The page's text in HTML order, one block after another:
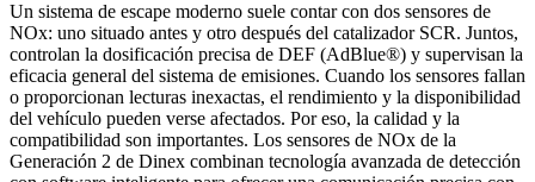
Un sistema de escape moderno suele contar con dos sensores de
NOx: uno situado antes y otro después del catalizador SCR. Juntos,
controlan la dosificación precisa de DEF (AdBlue®) y supervisan la
eficacia general del sistema de emisiones. Cuando los sensores fallan
o proporcionan lecturas inexactas, el rendimiento y la disponibilidad
del vehículo pueden verse afectados. Por eso, la calidad y la
compatibilidad son importantes. Los sensores de NOx de la
Generación 2 de Dinex combinan tecnología avanzada de detección